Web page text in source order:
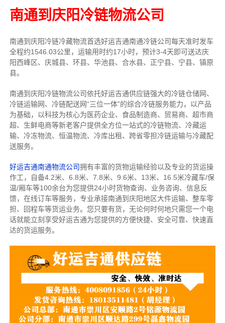
南通到庆阳冷链物流公司
南通到庆阳冷链冷藏物流首选好运吉通南通冷链公司每天准时发车
全程约1546.03公里，运输用时约17小时，预计3-4天即可送达庆
阳西峰区、庆城县、环县、华池县、合水县、正宁县、宁县、镇原
县。
南通到庆阳冷链物流公司依托好运吉通供应链强大的冷链仓储网、
冷链运输网、冷链配送网“三位一体”的综合冷链服务能力，以产品
为基础，以科技为核心为医药企业、食品制造商、贸易商、超市商
超、生鲜电商等新老客户提供全方位一站式的冷链物流、冷藏运
输、冷冻物流、恒温物流、冷库出租、跨省零担冷链运输与冷藏配
送服务。
好运吉通南通物流公司拥有丰富的货物运输经验以及专业的货运操
作工，自备4.2米、6.8米、7.8米、9.6米、13米、16.5米冷藏车/保
温/厢车等100余台为您提供24小时货物查询、业务咨询、信息反
馈，在线订车等服务， 专业承接南通到庆阳地区大件运输、整车零
担、回程车等货运业务。 您只要有货，无论何时何地只需您一个电
话就能立刻享受好运吉通为您提供的方便快捷、安全可靠、快速直
达的货运服务。